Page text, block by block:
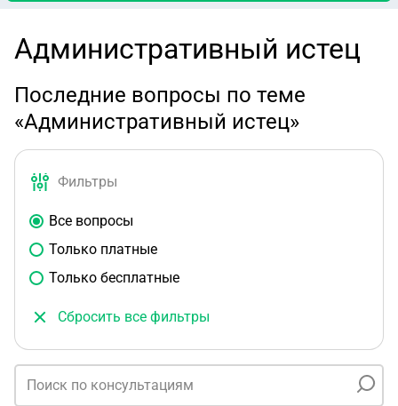
Административный истец
Последние вопросы по теме
«Административный истец»
Фильтры
Все вопросы
Только платные
Только бесплатные
Сбросить все фильтры